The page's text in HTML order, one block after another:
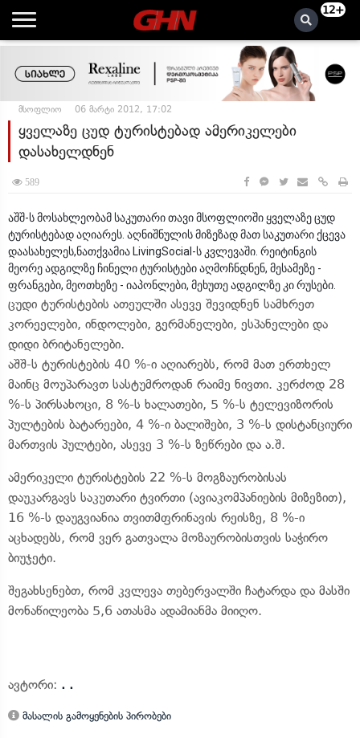
12+
მსოფლიო 06 მარტი 2012, 17:02
ყველაზე ცუდ ტურისტებად ამერიკელები
დასახელდნენ
589
აშშ-ს მოსახლეობამ საკუთარი თავი მსოფლიოში ყველაზე ცუდ
ტურისტებად აღიარეს. აღნიშნულის მიზეზად მათ საკუთარი ქცევა
დაასახელეს,ნათქვამია LivingSocial-ს კვლევაში. რეიტინგის
მეორე ადგილზე ჩინელი ტურისტები აღმოჩნდნენ, მესამეზე -
ფრანგები, მეოთხეზე - იაპონლები, მეხუთე ადგილზე კი რუსები.
ცუდი ტურისტების ათეულში ასევე შევიდნენ სამხრეთ
კორეელები, ინდოლები, გერმანელები, ესპანელები და
დიდი ბრიტანელები.
აშშ-ს ტურისტების 40 %-ი აღიარებს, რომ მათ ერთხელ
მაინც მოუპარავთ სასტუმროდან რაიმე ნივთი. კერძოდ 28
%-ს პირსახოცი, 8 %-ს ხალათები, 5 %-ს ტელევიზორის
პულტების ბატარეები, 4 %-ი ბალიშები, 3 %-ს დისტანციური
მართვის პულტები, ასევე 3 %-ს ზეწრები და ა.შ.
ამერიკელი ტურისტების 22 %-ს მოგზაურობისას
დაუკარგავს საკუთარი ტვირთი (ავიაკომპანიების მიზეზით),
16 %-ს დაუგვიანია თვითმფრინავის რეისზე, 8 %-ი
აცხადებს, რომ ვერ გათვალა მოზაურობისთვის საჭირო
ბიუჯეტი.
შეგახსენებთ, რომ კვლევა თებერვალში ჩატარდა და მასში
მონაწილეობა 5,6 ათასმა ადამიანმა მიიღო.
ავტორი: . .
მასალის გამოყენების პირობები